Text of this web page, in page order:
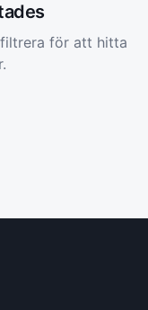
för att hitta